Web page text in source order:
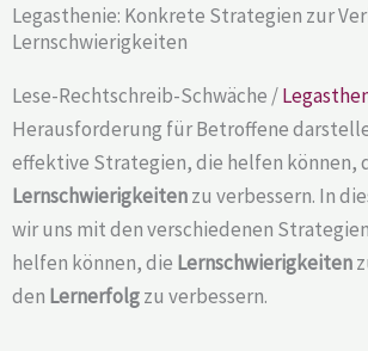
Legasthenie: Konkrete Strategien zur
Lernschwierigkeiten
Lese-Rechtschreib-Schwäche /
Herausforderung für Betroffene
effektive Strategien, die helfen können,
Lernschwierigkeitenzu verbessern. In
wir uns mit den verschiedenen
helfen können, die Lernschwierigkeiten
den Lernerfolgzu verbessern.